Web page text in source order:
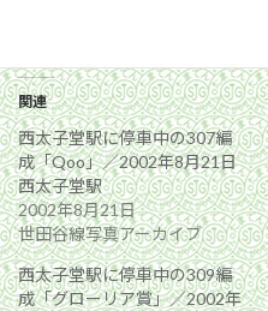
関連
西太子堂駅に停車中の307編
成「Qoo」／2002年8月21日
西太子堂駅
2002年8月21日
世田谷線写真アーカイブ
西太子堂駅に停車中の309編
成「グローリア賞」／2002年